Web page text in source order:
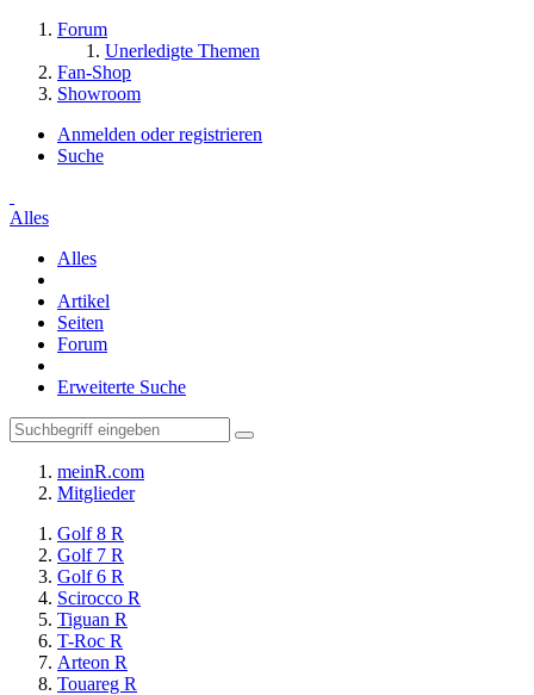
Forum
Unerledigte Themen
Fan-Shop
Showroom
Anmelden oder registrieren
Suche
Alles
Alles
Artikel
Seiten
Forum
Erweiterte Suche
meinR.com
Mitglieder
Golf 8 R
Golf 7 R
Golf 6 R
Scirocco R
Tiguan R
T-Roc R
Arteon R
Touareg R